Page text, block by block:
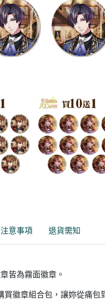
注意事項 退貨需知
皆為霧面徽章。
買徽章組合包，讓妳從痛包